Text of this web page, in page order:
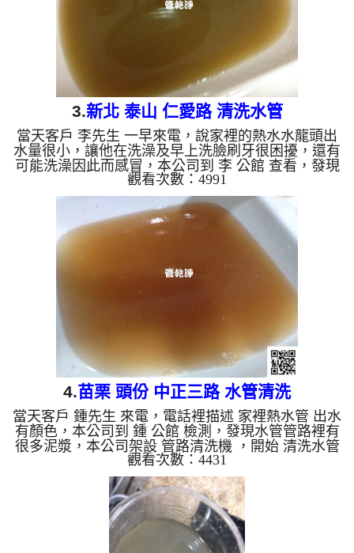
3.新北 泰山 仁愛路 清洗水管
當天客戶 李先生 一早來電，說家裡的熱水水龍頭出
水量很小，讓他在洗澡及早上洗臉刷牙很困擾，還有
可能洗澡因此而感冒，本公司到 李 公館 查看，發現
管路中很多鐵鏽及爛泥，本公司架設 管路清洗機 ，
開始 清洗水管 ，黃水從水龍頭流出，而且還帶有一
塊塊小石頭，如下圖及影片，客戶 李先生 看到自家
用水水管怎麼堵了這麼多東西， 水管清洗 約兩個小
時後，出水不會再有顏色了，也沒有髒東西掉出來
了，李先生 總算能好好洗個澡了。 清洗水管, 水管清
洗, 洗水管, 熱水管堵塞, 熱水忽冷忽熱 ...
觀看次數：4991
4.苗栗 頭份 中正三路 水管清洗
當天客戶 鍾先生 來電，電話裡描述 家裡熱水管 出水
有顏色，本公司到 鍾 公館 檢測，發現水管管路裡有
很多泥漿，本公司架設 管路清洗機 ，開始 清洗水管
，黃水從水龍頭流出，如下圖及影片，客戶 鍾先生
看到自家用水怎麼這麼不安全， 水管清洗 約兩個小
時後，出水不會再有顏色了，因管壁已經清洗乾淨，
鍾先生 能安心用水了。 清洗水管, 水管清洗, 洗水管,
熱水管堵塞, 熱水忽冷忽熱 ...
觀看次數：4431